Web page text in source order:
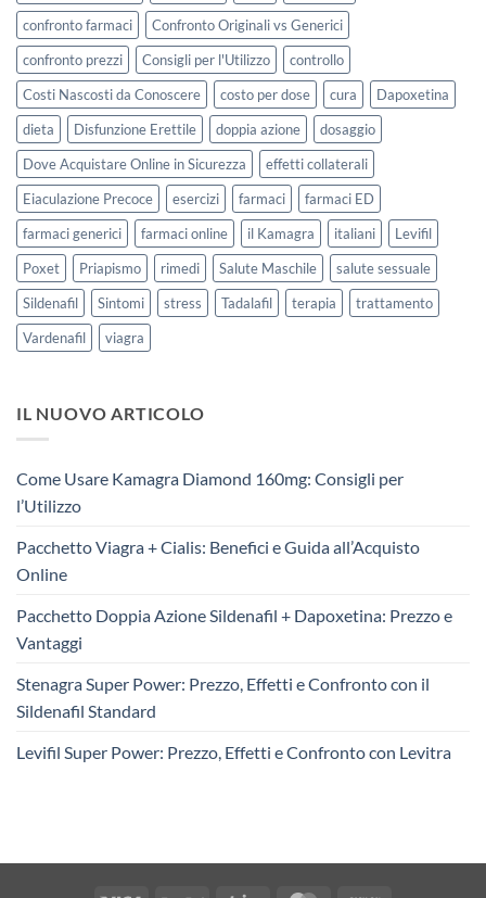
confronto farmaci
Confronto Originali vs Generici
confronto prezzi
Consigli per l'Utilizzo
controllo
Costi Nascosti da Conoscere
costo per dose cura
Dapoxetina
dieta
Disfunzione Erettile doppia azione
dosaggio
Dove Acquistare Online in Sicurezza
effetti collaterali
Eiaculazione Precoce
esercizi farmaci
farmaci ED
farmaci generici
farmaci online il Kamagra italiani
Levifil
Poxet
Priapismo rimedi Salute Maschile
salute sessuale
Sildenafil
Sintomi stress Tadalafil terapia
trattamento
Vardenafil
viagra
IL NUOVO ARTICOLO
Come Usare Kamagra Diamond 160mg: Consigli per
l’Utilizzo
Pacchetto Viagra + Cialis: Benefici e Guida all’Acquisto
Online
Pacchetto Doppia Azione Sildenafil + Dapoxetina: Prezzo e
Vantaggi
Stenagra Super Power: Prezzo, Effetti e Confronto con il
Sildenafil Standard
Levifil Super Power: Prezzo, Effetti e Confronto con Levitra